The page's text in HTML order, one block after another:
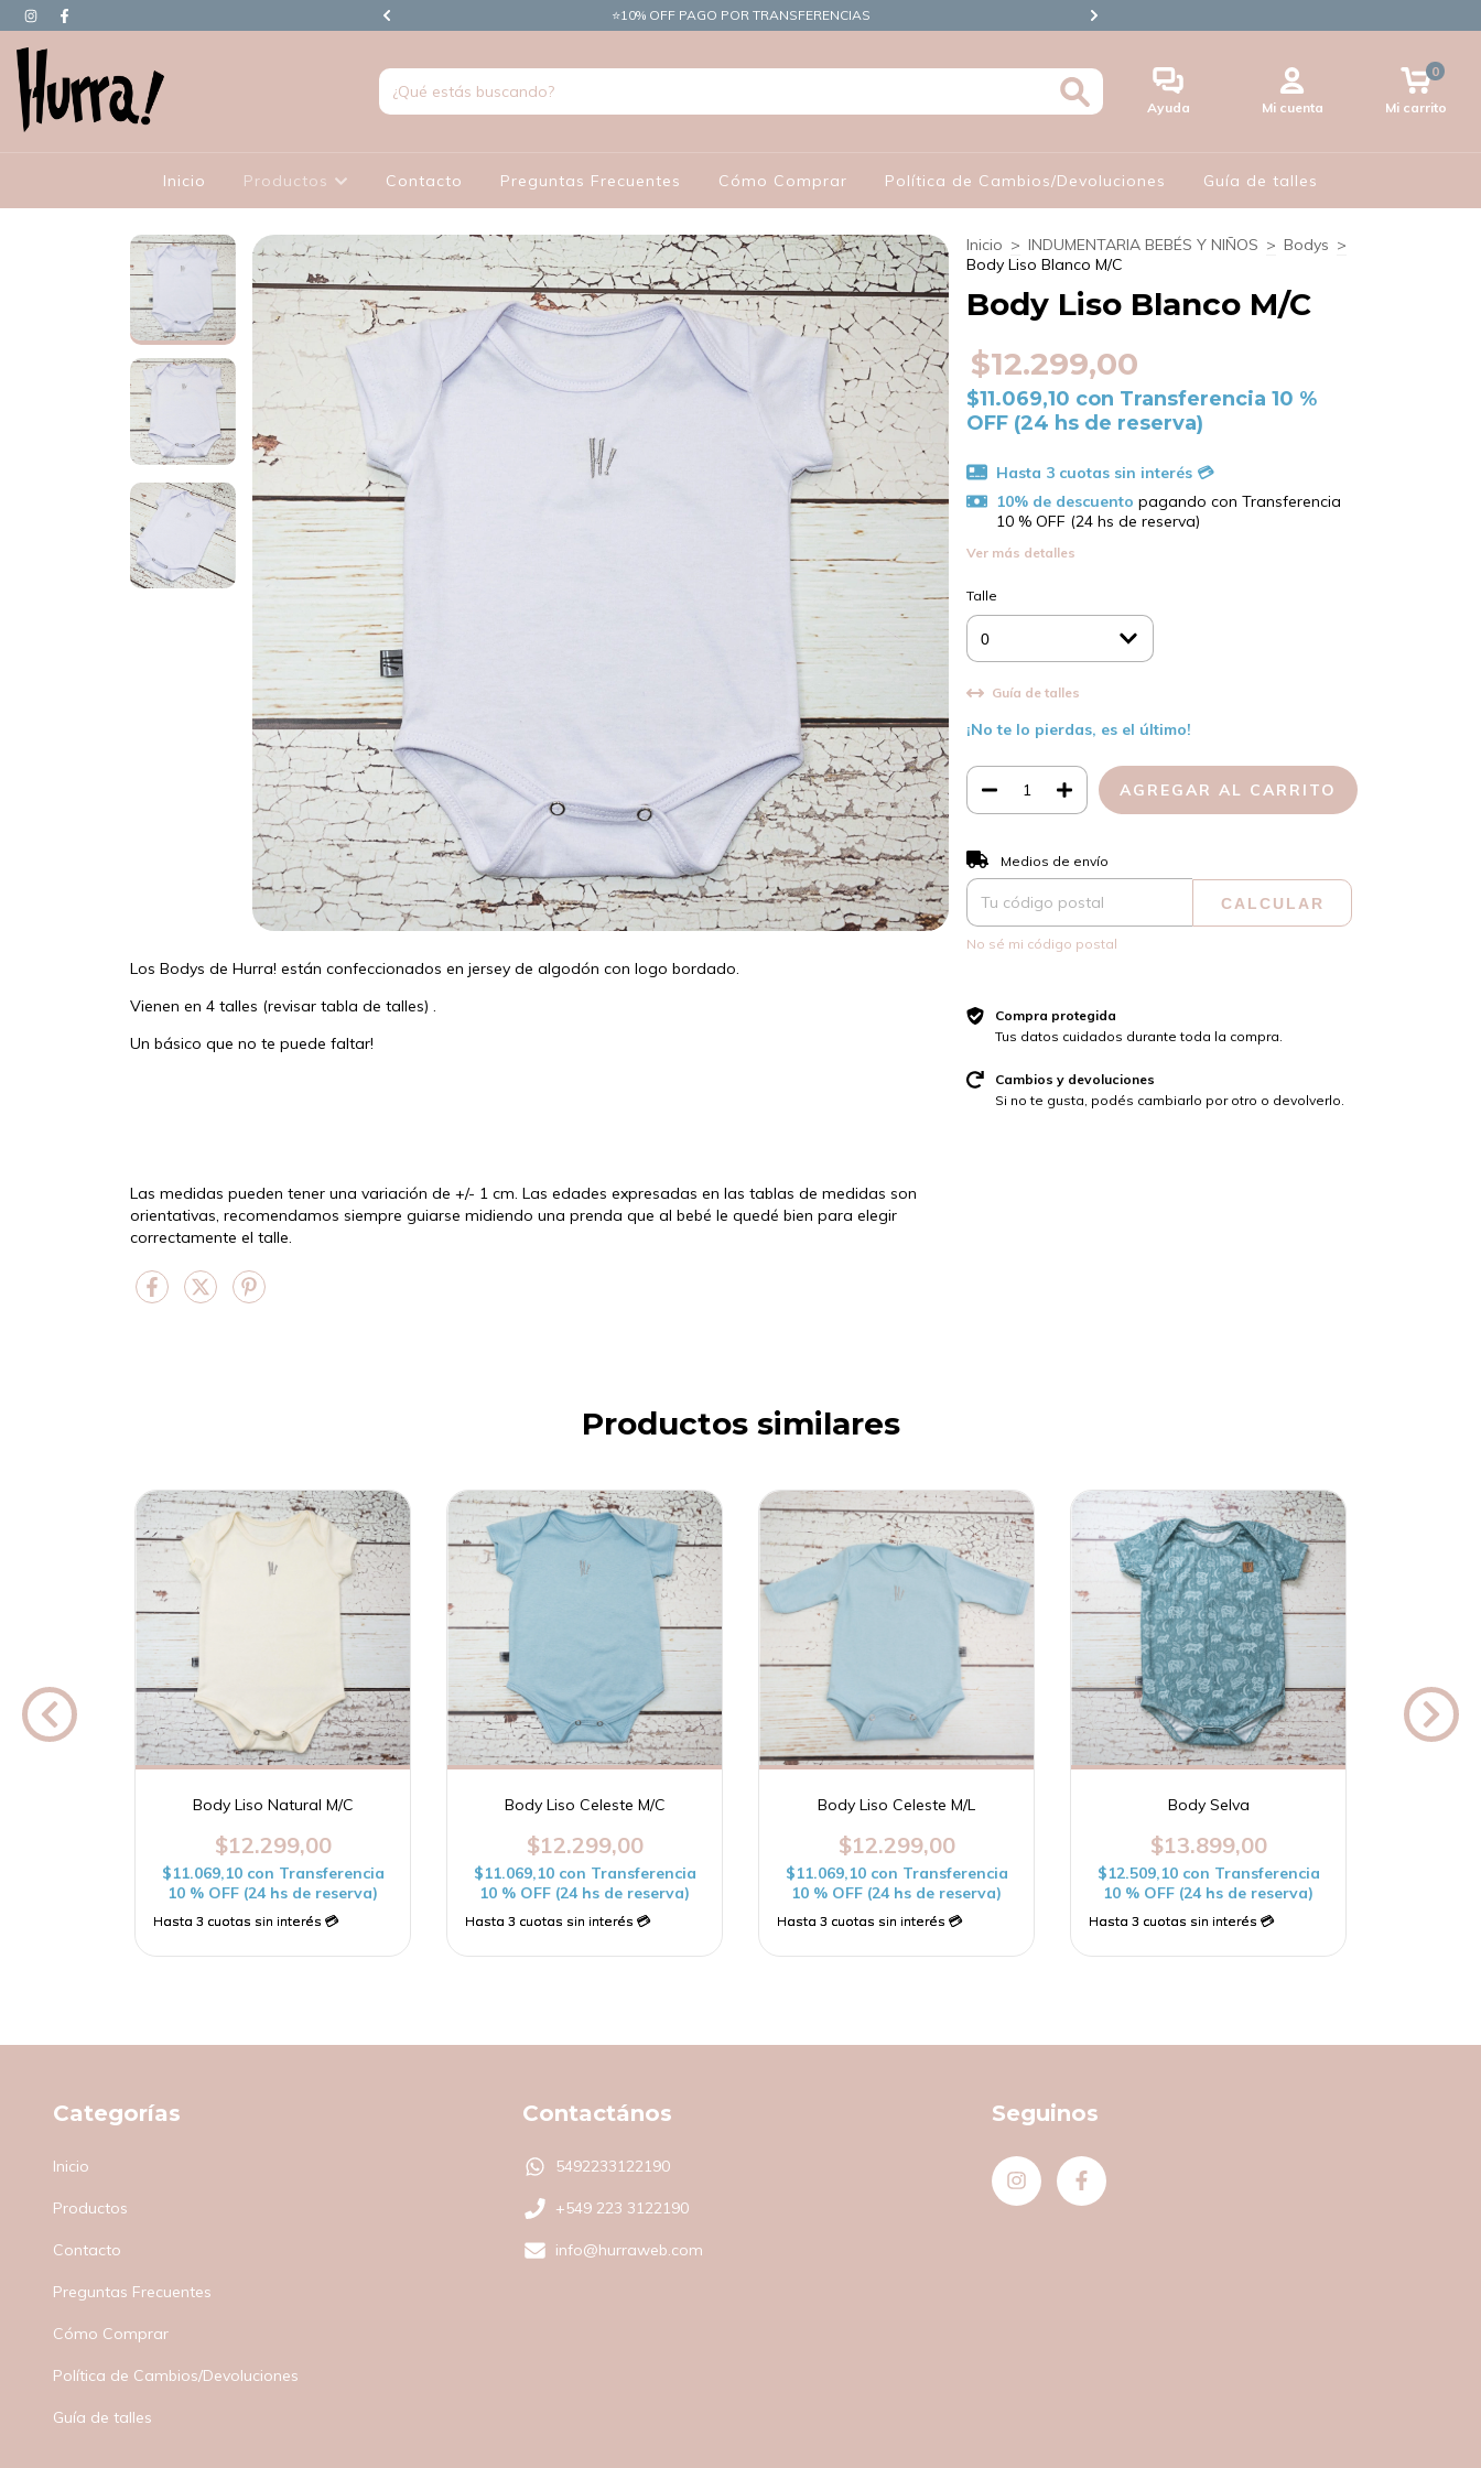
EN ADELANTE TIENEN REGALO ​⭐10% OFF PAGO POR TRANSFERENCIAS
Ayuda Mi cuenta Mi carrito
0
Inicio Productos Contacto Preguntas Frecuentes Cómo Comprar Política de Cambios/Devoluciones Guía de talles
Los Bodys de Hurra! están confeccionados en jersey de algodón con logo bordado.
Vienen en 4 talles (revisar tabla de talles) .
Un básico que no te puede faltar!
Las medidas pueden tener una variación de +/- 1 cm. Las edades expresadas en las tablas de medidas son
orientativas, recomendamos siempre guiarse midiendo una prenda que al bebé le quedé bien para elegir
correctamente el talle.
Inicio > INDUMENTARIA BEBÉS Y NIÑOS > Bodys >
Body Liso Blanco M/C
Body Liso Blanco M/C
$12.299,00
$11.069,10 con Transferencia 10 %
OFF (24 hs de reserva)
10% de descuento pagando con Transferencia
10 % OFF (24 hs de reserva)
Ver más detalles
Talle
Guía de talles
¡No te lo pierdas, es el último!
Entregas para el CP:
Medios de envío
CALCULAR
No sé mi código postal
Compra protegida
Tus datos cuidados durante toda la compra.
Cambios y devoluciones
Si no te gusta, podés cambiarlo por otro o devolverlo.
Productos similares
M/L
Body Liso Natural M/C
$12.299,00
$11.069,10 con Transferencia
10 % OFF (24 hs de reserva)
Body Liso Celeste M/C
$12.299,00
$11.069,10 con Transferencia
10 % OFF (24 hs de reserva)
Body Liso Celeste M/L
$12.299,00
$11.069,10 con Transferencia
10 % OFF (24 hs de reserva)
Body Selva
$13.899,00
$12.509,10 con Transferencia
10 % OFF (24 hs de reserva)
Categorías
Inicio
Productos
Contacto
Preguntas Frecuentes
Cómo Comprar
Política de Cambios/Devoluciones
Guía de talles
Contactános
5492233122190
+549 223 3122190
info@hurraweb.com
Seguinos